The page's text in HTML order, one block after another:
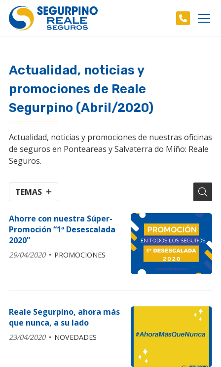
Actualidad, noticias y
promociones de Reale
Segurpino (Abril/2020)
Actualidad, noticias y promociones de nuestras oficinas
de seguros en Ponteareas y Salvaterra do Miño: Reale
Seguros.
TEMAS
Ahorre con nuestra Súper-
Promoción “1ª Desescalada
2020”
29/04/2020 PROMOCIONES
Reale Segurpino, ahora más
que nunca, a su lado
23/04/2020 NOVEDADES